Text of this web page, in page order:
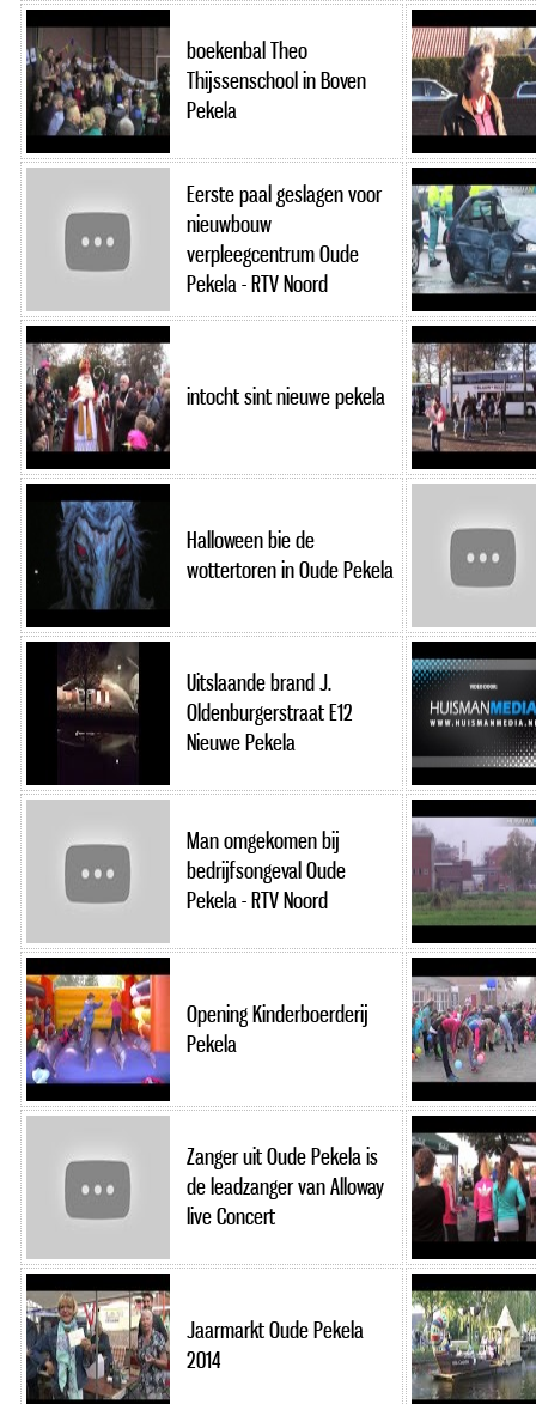
boekenbal Theo
Thijssenschool in Boven
Pekela
Eerste paal geslagen voor
nieuwbouw
verpleegcentrum Oude
Pekela - RTV Noord
intocht sint nieuwe pekela
Halloween bie de
wottertoren in Oude Pekela
Uitslaande brand J.
Oldenburgerstraat E12
Nieuwe Pekela
Man omgekomen bij
bedrijfsongeval Oude
Pekela - RTV Noord
Opening Kinderboerderij
Pekela
Zanger uit Oude Pekela is
de leadzanger van Alloway
live Concert
Jaarmarkt Oude Pekela
2014